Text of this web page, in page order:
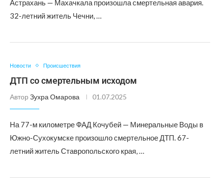
Астрахань — Махачкала произошла смертельная авария.
32-летний житель Чечни, …
Новости Происшествия
ДТП со смертельным исходом
Автор Зухра Омарова 01.07.2025
На 77-м километре ФАД Кочубей — Минеральные Воды в
Южно-Сухокумске произошло смертельное ДТП. 67-
летний житель Ставропольского края, …